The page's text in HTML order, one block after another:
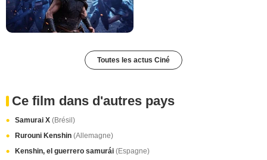
Toutes les actus Ciné
Ce film dans d'autres pays
Samurai X (Brésil)
Rurouni Kenshin (Allemagne)
Kenshin, el guerrero samurái (Espagne)